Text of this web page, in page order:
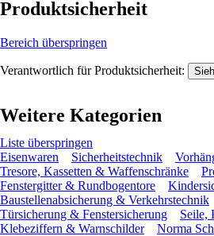
Produktsicherheit
Bereich überspringen
Verantwortlich für Produktsicherheit:
Weitere Kategorien
Liste überspringen
Eisenwaren
Sicherheitstechnik
Tresore, Kassetten & Waffenschränke
Fenstergitter & Rundbogentore
Baustellenabsicherung & Verkehrstechnik
Türsicherung & Fenstersicherung
Seile,
Klebeziffern & Warnschilder
Norma